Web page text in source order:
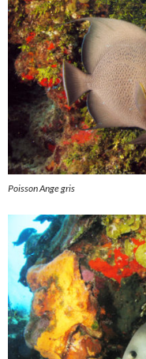
Poisson Ange gris